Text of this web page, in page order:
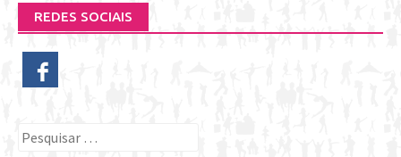
REDES SOCIAIS
Pesquisar